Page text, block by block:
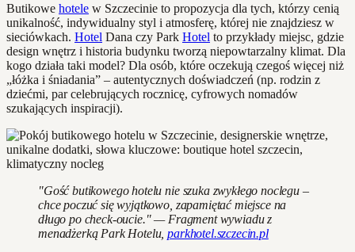
Butikowe hotele w Szczecinie to propozycja dla tych, którzy cenią
unikalność, indywidualny styl i atmosferę, której nie znajdziesz w
sieciówkach. Hotel Dana czy Park Hotel to przykłady miejsc, gdzie
design wnętrz i historia budynku tworzą niepowtarzalny klimat. Dla
kogo działa taki model? Dla osób, które oczekują czegoś więcej niż
„łóżka i śniadania” – autentycznych doświadczeń (np. rodzin z
dziećmi, par celebrujących rocznicę, cyfrowych nomadów
szukających inspiracji).
"Gość butikowego hotelu nie szuka zwykłego noclegu –
chce poczuć się wyjątkowo, zapamiętać miejsce na
długo po check-oucie." — Fragment wywiadu z
menadżerką Park Hotelu,parkhotel.szczecin.pl